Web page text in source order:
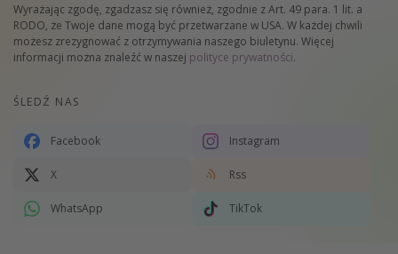
Wyrażając zgodę, zgadzasz się również, zgodnie z Art. 49 para. 1 lit. a
RODO, że Twoje dane mogą być przetwarzane w USA. W każdej chwili
możesz zrezygnować z otrzymywania naszego biuletynu. Więcej
informacji można znaleźć w naszej polityce prywatności.
ŚLEDŹ NAS
Facebook Instagram
X Rss
WhatsApp TikTok